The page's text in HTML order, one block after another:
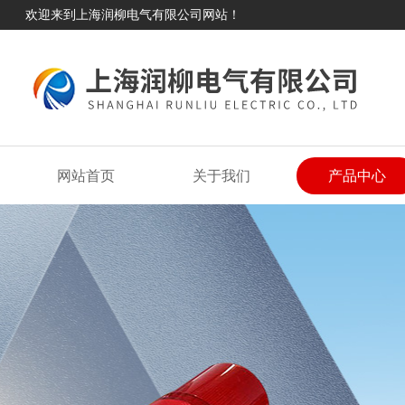
欢迎来到上海润柳电气有限公司网站！
网站首页 关于我们 产品中心